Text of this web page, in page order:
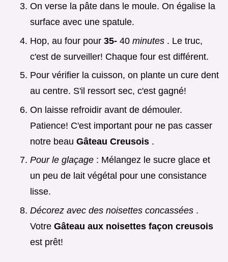
On verse la pâte dans le moule. On égalise la
surface avec une spatule.
Hop, au four pour 35- 40 minutes . Le truc,
c'est de surveiller! Chaque four est différent.
Pour vérifier la cuisson, on plante un cure dent
au centre. S'il ressort sec, c'est gagné!
On laisse refroidir avant de démouler.
Patience! C'est important pour ne pas casser
notre beau Gâteau Creusois .
Pour le glaçage : Mélangez le sucre glace et
un peu de lait végétal pour une consistance
lisse.
Décorez avec des noisettes concassées .
Votre Gâteau aux noisettes façon creusois
est prêt!